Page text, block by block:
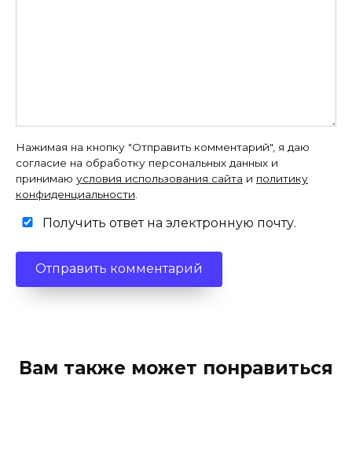
Нажимая на кнопку "Отправить комментарий", я даю
согласие на обработку персональных данных и
принимаю условия использования сайта и политику
конфиденциальности
Получить ответ на электронную почту.
Вам также может понравиться